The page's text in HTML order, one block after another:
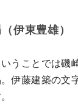
伊東豊雄）
うことでは磯
伊藤建築の文